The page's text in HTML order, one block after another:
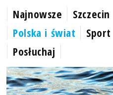
Najnowsze Szczecin
Polska i świat
Sport
Posłuchaj